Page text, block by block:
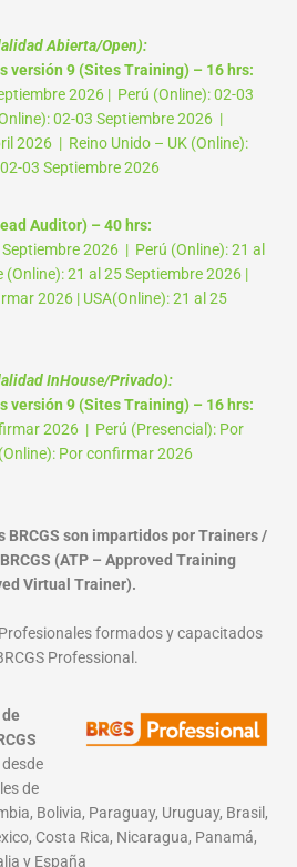
Abierta/Open):
versión 9 (Sites Training) – 16 hrs:
2026 | Perú (Online): 02-03
02-03 Septiembre 2026 |
2026 | Reino Unido – UK (Online):
03 Septiembre 2026
Auditor) – 40 hrs:
2026 | Perú (Online): 21 al
(Online): 21 al 25 Septiembre 2026 |
2026 | USA(Online): 21 al 25
InHouse/Privado):
versión 9 (Sites Training) – 16 hrs:
2026 | Perú (Presencial): Por
Por confirmar 2026
BRCGS son impartidos por Trainers /
(ATP – Approved Training
Virtual Trainer).
formados y capacitados
Professional.
desde
de
Bolivia, Paraguay, Uruguay, Brasil,
Costa Rica, Nicaragua, Panamá,
y España